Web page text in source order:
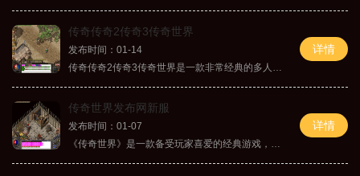
传奇传奇2传奇3传奇世界
发布时间：01-14
详情
传奇世界发布网新服
发布时间：01-07
详情